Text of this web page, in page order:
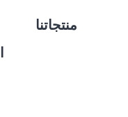
منتجاتنا